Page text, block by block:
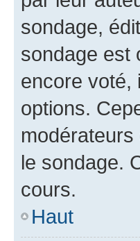
sondage,
sondage est
encore voté,
options.
le sondage.
cours.
Haut